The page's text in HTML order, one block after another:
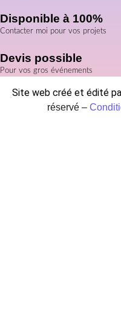
Disponible à 100%
Contacter moi pour vos projets
Devis possible
Pour vos gros événements
Site web créé et édité
réservé –